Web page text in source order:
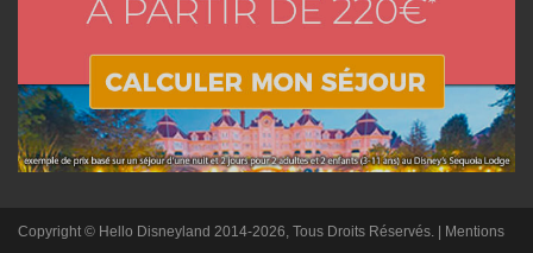
Copyright © Hello Disneyland 2014-2026, Tous Droits Réservés. | Mentions